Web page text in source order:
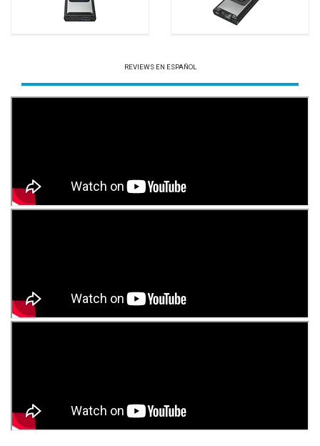
REVIEWS EN ESPAÑOL